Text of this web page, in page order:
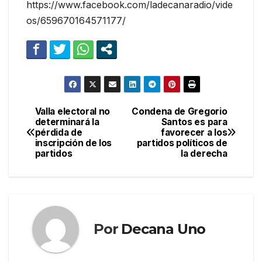
https://www.facebook.com/ladecanaradio/vide
os/659670164571177/
Navegación
de
entradas
Condena de Gregorio
Santos es para
favorecer a los
partidos políticos de
la derecha
Valla electoral no
determinará la
pérdida de
inscripción de los
partidos
Por Decana Uno